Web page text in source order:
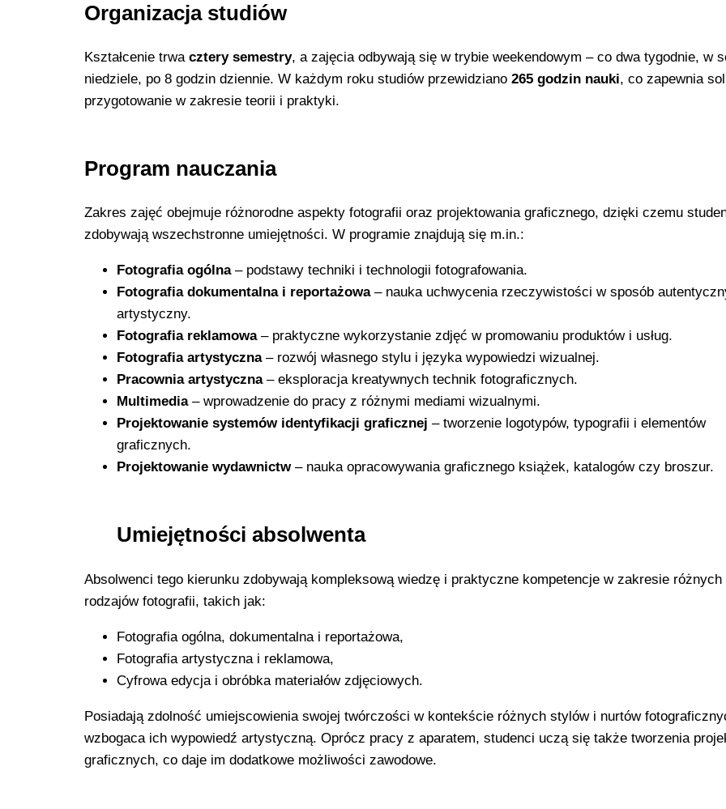
Organizacja studiów
Kształcenie trwa cztery semestry, a zajęcia odbywają się w trybie weekendowym – co dwa tygodnie, w
niedziele, po 8 godzin dziennie. W każdym roku studiów przewidziano 265 godzin nauki, co zapewnia
przygotowanie w zakresie teorii i praktyki.
Program nauczania
Zakres zajęć obejmuje różnorodne aspekty fotografii oraz projektowania graficznego, dzięki czemu
zdobywają wszechstronne umiejętności. W programie znajdują się m.in.:
Fotografia ogólna– podstawy techniki i technologii fotografowania.
Fotografia dokumentalna i reportażowa– nauka uchwycenia rzeczywistości w sposób
artystyczny.
Fotografia reklamowa– praktyczne wykorzystanie zdjęć w promowaniu produktów i usług.
Fotografia artystyczna– rozwój własnego stylu i języka wypowiedzi wizualnej.
Pracownia artystyczna– eksploracja kreatywnych technik fotograficznych.
Multimedia– wprowadzenie do pracy z różnymi mediami wizualnymi.
Projektowanie systemów identyfikacji graficznej – tworzenie logotypów, typografii i elementów
graficznych.
Projektowanie wydawnictw– nauka opracowywania graficznego książek, katalogów czy broszur.
Umiejętności absolwenta
Absolwenci tego kierunku zdobywają kompleksową wiedzę i praktyczne kompetencje w zakresie różnych
rodzajów fotografii, takich jak:
Fotografia ogólna, dokumentalna i reportażowa,
Fotografia artystyczna i reklamowa,
Cyfrowa edycja i obróbka materiałów zdjęciowych.
Posiadają zdolność umiejscowienia swojej twórczości w kontekście różnych stylów i nurtów
wzbogaca ich wypowiedź artystyczną. Oprócz pracy z aparatem, studenci uczą się także tworzenia
graficznych, co daje im dodatkowe możliwości zawodowe.